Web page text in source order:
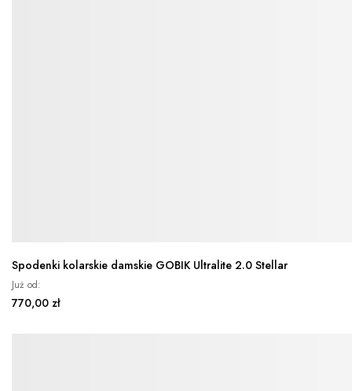
Spodenki kolarskie damskie GOBIK Ultralite 2.0 Stellar
Już od
770,00 zł